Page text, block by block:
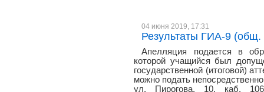
04 июня 2019, 17:31
Результаты ГИА-9 (общ.
Апелляция подается в
которой учащийся был
государственной (итоговой)
можно подать
ул. Пирогова, 10, каб.